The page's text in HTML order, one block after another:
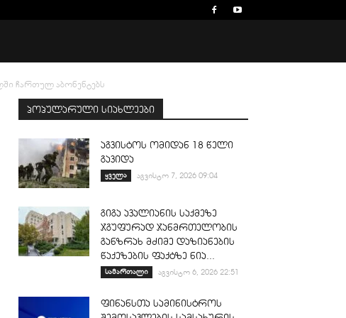
ჩართულ აბონენტებს
პოპულარული სიახლეები
აგვისტოს ომიდან 18 წელი
გავიდა
ყველა აგვისტო 7, 2026 09:04
გიგა ავალიანის საქმეზე
ჯგუფურად ჯანმრთელობის
განზრახ მძიმე დაზიანების
წაქეზების ფაქტზე ნია...
სამართალი აგვისტო 6, 2026 22:51
ფინანსთა სამინისტროს